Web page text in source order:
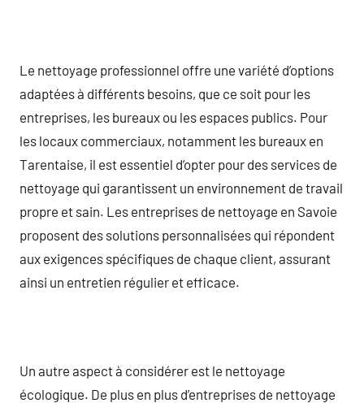
Le nettoyage professionnel offre une variété d’options
adaptées à différents besoins, que ce soit pour les
entreprises, les bureaux ou les espaces publics. Pour
les locaux commerciaux, notamment les bureaux en
Tarentaise, il est essentiel d’opter pour des services de
nettoyage qui garantissent un environnement de travail
propre et sain. Les entreprises de nettoyage en Savoie
proposent des solutions personnalisées qui répondent
aux exigences spécifiques de chaque client, assurant
ainsi un entretien régulier et efficace.
Un autre aspect à considérer est le nettoyage
écologique. De plus en plus d’entreprises de nettoyage